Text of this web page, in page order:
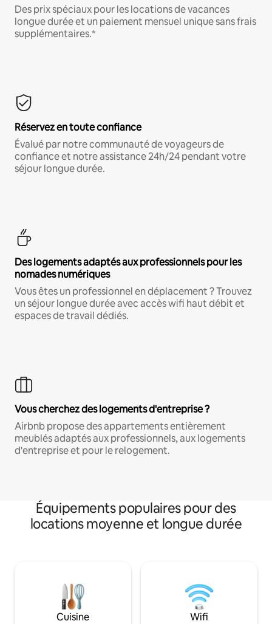
Des prix spéciaux pour les locations de vacances
longue durée et un paiement mensuel unique sans frais
supplémentaires.*
Réservez en toute confiance
Évalué par notre communauté de voyageurs de
confiance et notre assistance 24h/24 pendant votre
séjour longue durée.
Des logements adaptés aux professionnels pour les
nomades numériques
Vous êtes un professionnel en déplacement ? Trouvez
un séjour longue durée avec accès wifi haut débit et
espaces de travail dédiés.
Vous cherchez des logements d'entreprise ?
Airbnb propose des appartements entièrement
meublés adaptés aux professionnels, aux logements
d'entreprise et pour le relogement.
Équipements populaires pour des
locations moyenne et longue durée
Cuisine Wifi